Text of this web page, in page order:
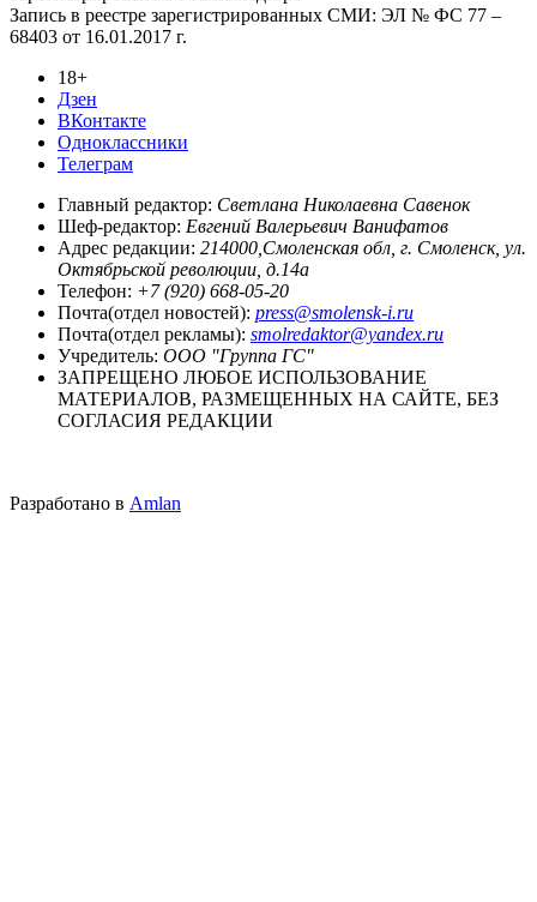
Запись в реестре зарегистрированных СМИ: ЭЛ № ФС 77 –
68403 от 16.01.2017 г.
18+
Дзен
ВКонтакте
Одноклассники
Телеграм
Главный редактор: Светлана Николаевна Савенок
Шеф-редактор: Евгений Валерьевич Ванифатов
Адрес редакции: 214000,Смоленская обл, г. Смоленск, ул.
Октябрьской революции, д.14а
Телефон: +7 (920) 668-05-20
Почта(отдел новостей): press@smolensk-i.ru
Почта(отдел рекламы): smolredaktor@yandex.ru
Учредитель: ООО "Группа ГС"
ЗАПРЕЩЕНО ЛЮБОЕ ИСПОЛЬЗОВАНИЕ
МАТЕРИАЛОВ, РАЗМЕЩЕННЫХ НА САЙТЕ, БЕЗ
СОГЛАСИЯ РЕДАКЦИИ
Разработано в Amlan